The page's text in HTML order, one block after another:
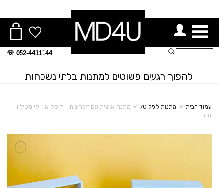
תפריט
052-4411144 ☏
להפוך רגעים פשוטים למתנות בלתי נשכחות
עמוד הבית » מתנות לגיל 70 » מתנה אישית עם זיכרונות – דיסק און-קי מטילון
זהב
+